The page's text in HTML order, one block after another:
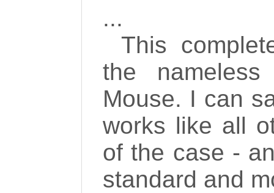
...
This
the
Mouse. I can
works like all
of the case -
standard and